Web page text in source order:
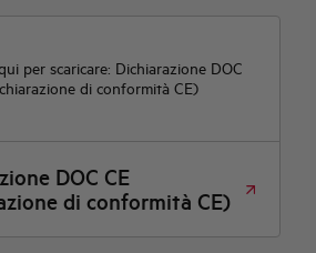
per scaricare: Dichiarazione DOC
di conformità CE)
DOC CE
di conformità CE)